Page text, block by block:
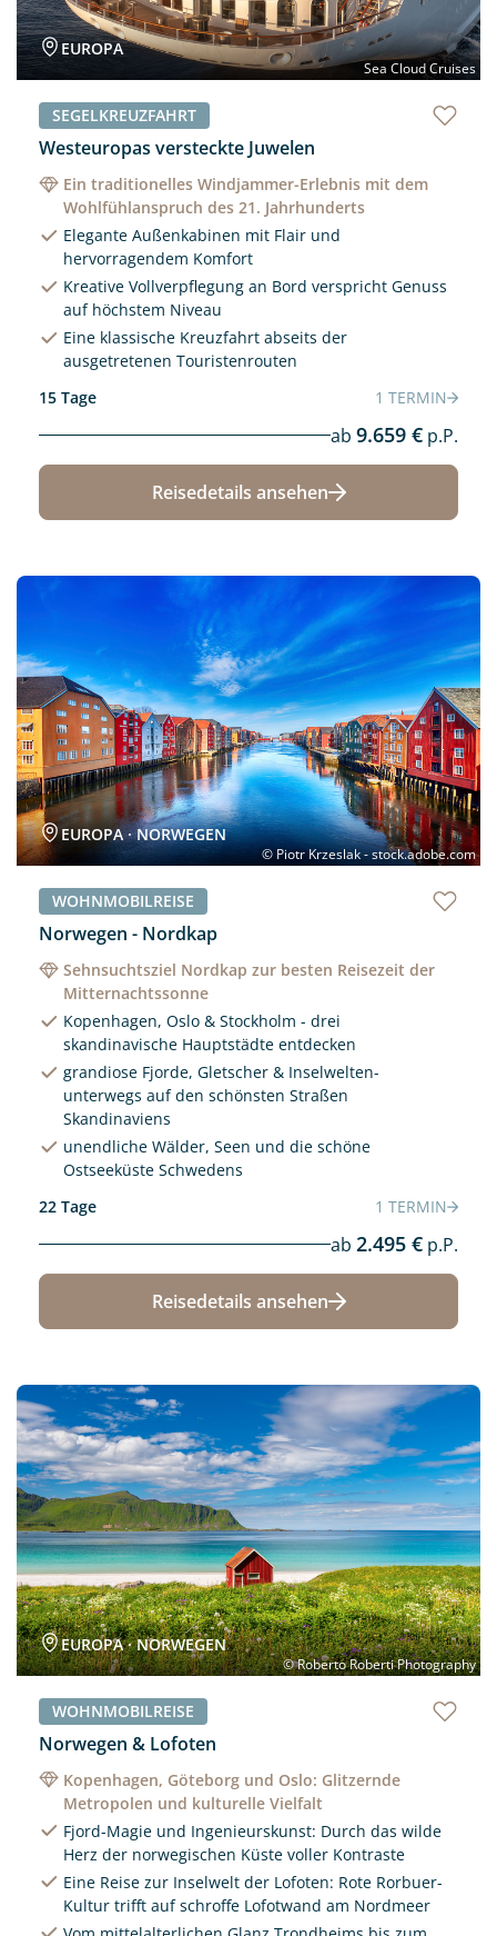
Sea Cloud Cruises
EUROPA
SEGELKREUZFAHRT
Westeuropas versteckte Juwelen
Ein traditionelles Windjammer-Erlebnis mit dem
Wohlfühlanspruch des 21. Jahrhunderts
Elegante Außenkabinen mit Flair und
hervorragendem Komfort
Kreative Vollverpflegung an Bord verspricht Genuss
auf höchstem Niveau
Eine klassische Kreuzfahrt abseits der
ausgetretenen Touristenrouten
15 Tage
1 TERMIN
ab 9.659 € p.P.
Reisedetails ansehen
© Piotr Krzeslak - stock.adobe.com
EUROPA · NORWEGEN
WOHNMOBILREISE
Norwegen - Nordkap
Sehnsuchtsziel Nordkap zur besten Reisezeit der
Mitternachtssonne
Kopenhagen, Oslo & Stockholm - drei
skandinavische Hauptstädte entdecken
grandiose Fjorde, Gletscher & Inselwelten-
unterwegs auf den schönsten Straßen
Skandinaviens
unendliche Wälder, Seen und die schöne
Ostseeküste Schwedens
22 Tage
1 TERMIN
ab 2.495 € p.P.
Reisedetails ansehen
Neu
© Roberto Roberti Photography
EUROPA · NORWEGEN
WOHNMOBILREISE
Norwegen & Lofoten
Kopenhagen, Göteborg und Oslo: Glitzernde
Metropolen und kulturelle Vielfalt
Fjord-Magie und Ingenieurskunst: Durch das wilde
Herz der norwegischen Küste voller Kontraste
Eine Reise zur Inselwelt der Lofoten: Rote Rorbuer-
Kultur trifft auf schroffe Lofotwand am Nordmeer